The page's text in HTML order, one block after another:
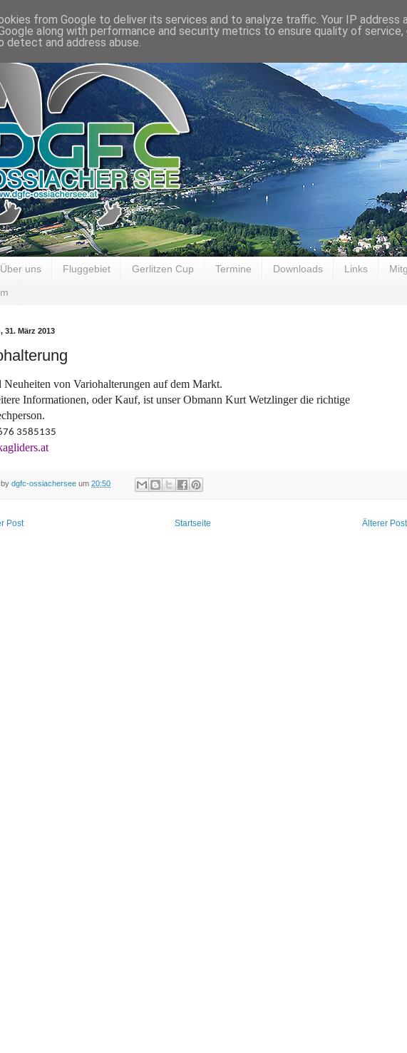
Über uns Fluggebiet Gerlitzen Cup Termine Downloads Links
31. März 2013
Neuheiten von Variohalterungen auf dem Markt.
Informationen, oder Kauf, ist unser Obmann Kurt Wetzlinger die richtige
3585135
by dgfc-ossiachersee um 20:50
Post Älterer Post
Startseite
from Google to deliver its services and to analyze traffic. Your IP address
along with performance and security metrics to ensure quality of service,
detect and address abuse.